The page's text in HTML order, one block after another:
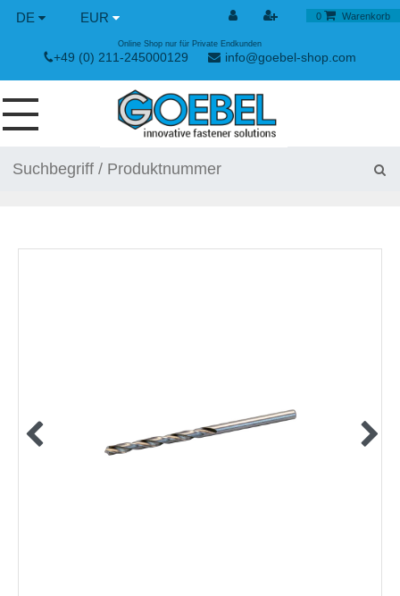
DE EUR 0 Warenkorb
+49 (0) 211-245000129 info@goebel-shop.com
Online Shop nur für Private Endkunden
SCHRAUBEN
KLEBEN UND DICHTEN